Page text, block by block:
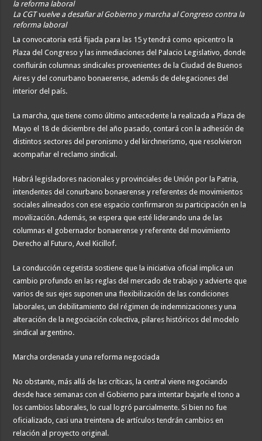
La CGT vuelve a desafiar al Gobierno y marcha al Congreso contra la
reforma laboral
La convocatoria está fijada para las 15 y tendrá como epicentro la
Plaza del Congreso y las inmediaciones del Palacio Legislativo, donde
confluirán columnas sindicales provenientes de la Ciudad de Buenos
Aires y del conurbano bonaerense, además de delegaciones del
interior del país.
La marcha, que tiene como último antecedente la realizada a Plaza de
Mayo el 18 de diciembre del año pasado, contará con la adhesión de
distintos sectores del peronismo y del kirchnerismo, que resolvieron
acompañar el reclamo sindical.
Habrá legisladores nacionales y provinciales de Unión por la Patria,
intendentes del conurbano bonaerense y referentes de movimientos
sociales alineados con ese espacio confirmaron su participación en la
movilización. Además, se espera que esté liderando una de las
columnas el gobernador bonaerense y referente del movimiento
Derecho al Futuro, Axel Kicillof.
La conducción cegetista sostiene que la iniciativa oficial implica un
cambio profundo en las reglas del mercado de trabajo y advierte que
varios de sus ejes suponen una flexibilización de las condiciones
laborales, un debilitamiento del régimen de indemnizaciones y una
alteración de la negociación colectiva, pilares históricos del modelo
sindical argentino.
Marcha ordenada y una reforma negociada
No obstante, más allá de las críticas, la central viene negociando
desde hace semanas con el Gobierno para intentar bajarle el tono a
los cambios laborales, lo cual logró parcialmente. Si bien no fue
oficializado, casi una treintena de artículos tendrán cambios en
relación al proyecto original.